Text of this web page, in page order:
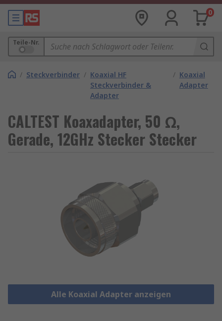
0
Teile-Nr.
/ Steckverbinder / Koaxial HF
Steckverbinder &
Adapter
/ Koaxial
Adapter
CALTEST Koaxadapter, 50 Ω,
Gerade, 12GHz Stecker Stecker
Alle Koaxial Adapter anzeigen